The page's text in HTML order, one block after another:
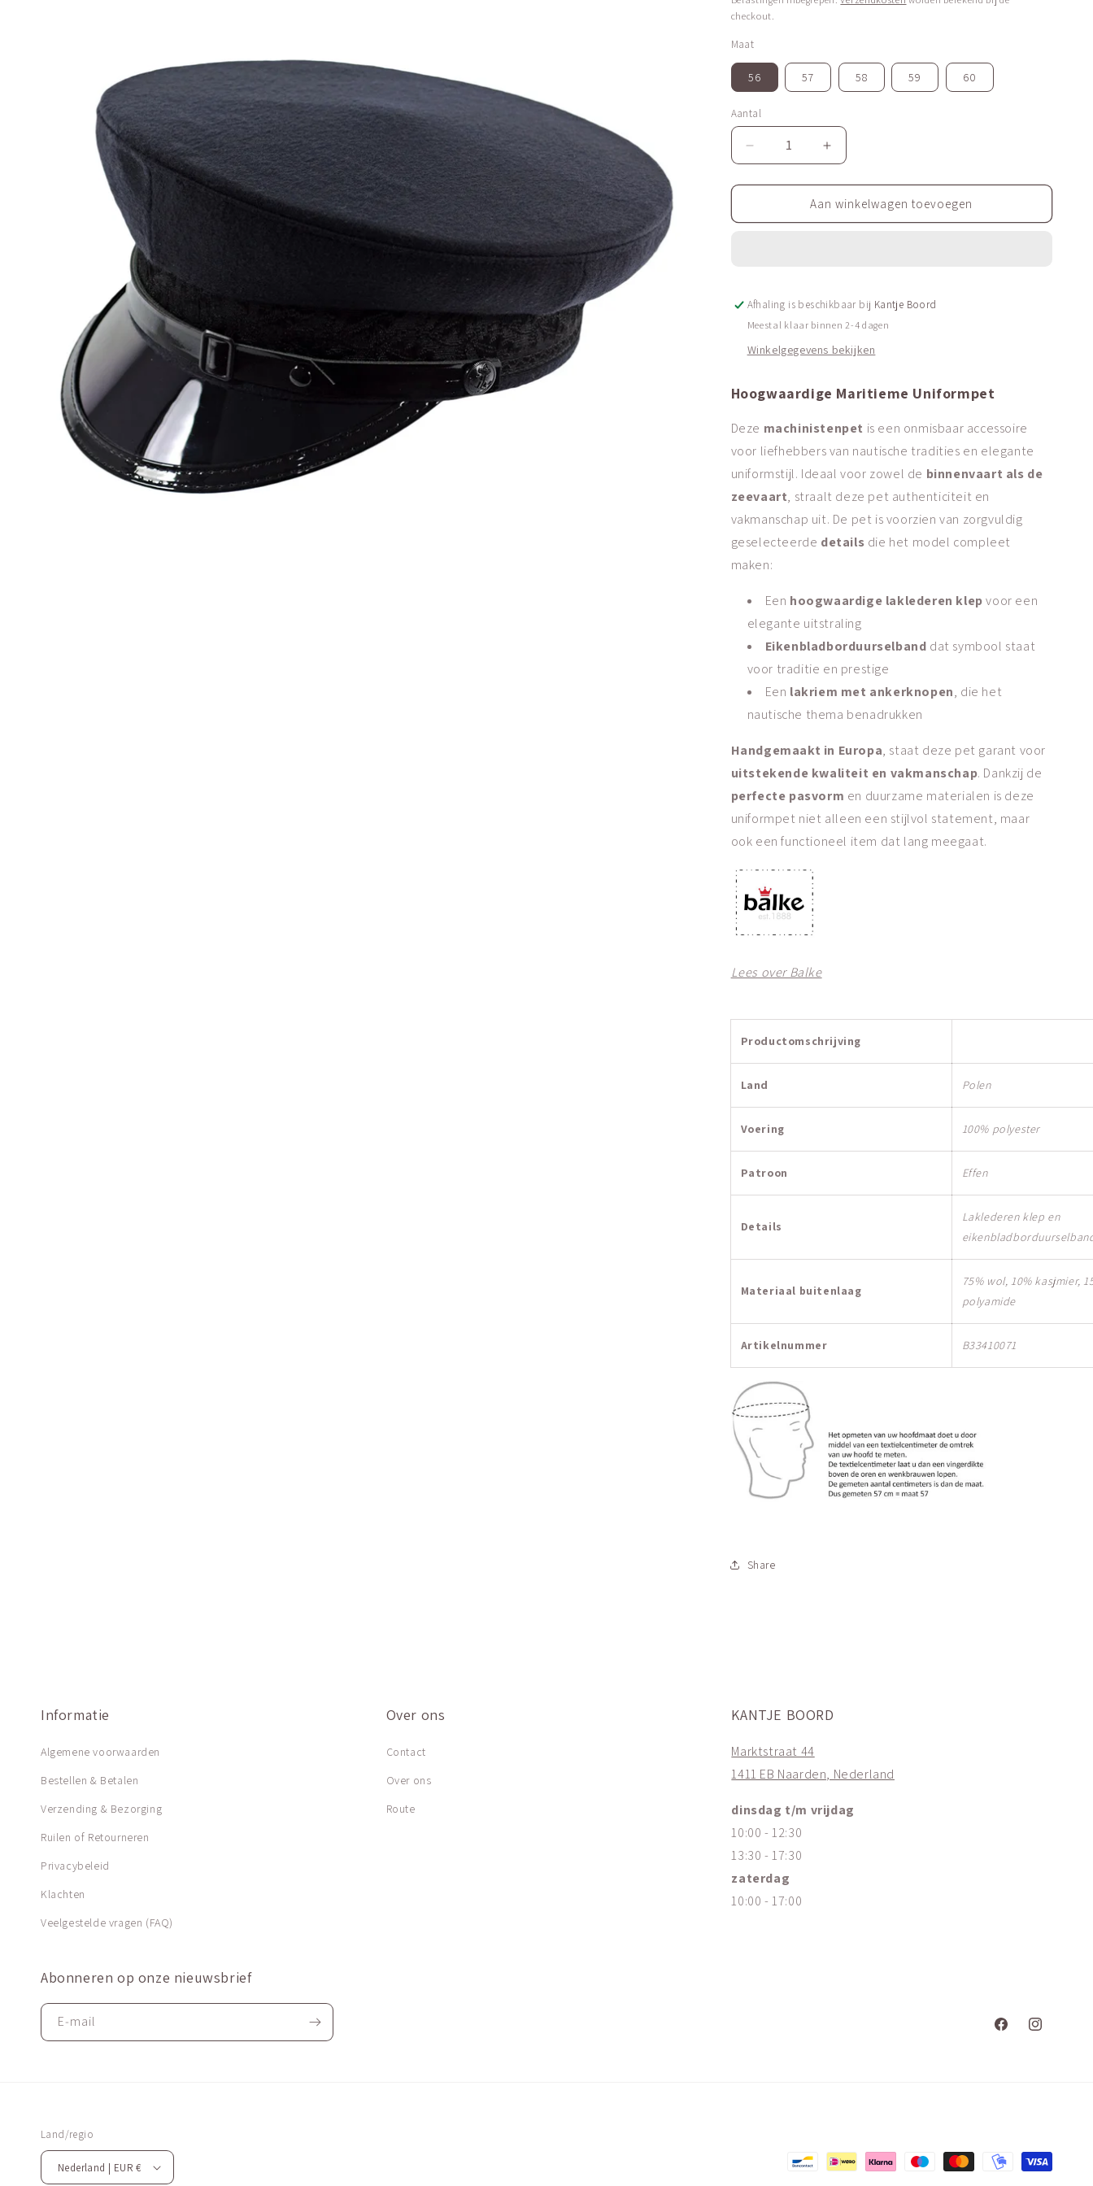
checkout.
Maat
56 57 58 59 60
Aantal
Aantal
Aantal
verlagen
voor
Machinistenpet
|
Aantal
verhogen
voor
Machinistenpet
|
Aan winkelwagen toevoegen
Afhaling is beschikbaar bij Kantje Boord
Meestal klaar binnen 2-4 dagen
Winkelgegevens bekijken
Hoogwaardige Maritieme Uniformpet
Deze machinistenpet is een onmisbaar accessoire
voor liefhebbers van nautische tradities en elegante
uniformstijl. Ideaal voor zowel de binnenvaart als de
zeevaart, straalt deze pet authenticiteit en
vakmanschap uit. De pet is voorzien van zorgvuldig
geselecteerde details die het model compleet
maken:
Een hoogwaardige laklederen klepvoor een
elegante uitstraling
Eikenbladborduurselband dat symbool staat
voor traditie en prestige
Een lakriem met ankerknopen, die het
nautische thema benadrukken
Handgemaakt in Europa, staat deze pet garant voor
uitstekende kwaliteit en vakmanschap. Dankzij de
perfecte pasvorm en duurzame materialen is deze
uniformpet niet alleen een stijlvol statement, maar
ook een functioneel item dat lang meegaat.
Lees over Balke
Productomschrijving
Land Polen
Voering 100% polyester
Patroon Effen
Details
Laklederen klep en
Materiaal buitenlaag
75% wol, 10% kasjmier,
polyamide
Artikelnummer B33410071
Share
Informatie
Algemene voorwaarden
Bestellen & Betalen
Verzending & Bezorging
Ruilen of Retourneren
Privacybeleid
Klachten
Veelgestelde vragen (FAQ)
Over ons
Contact
Over ons
Route
KANTJE BOORD
Marktstraat 44
1411 EB Naarden, Nederland
dinsdag t/m vrijdag
10:00 - 12:30
13:30 - 17:30
zaterdag
10:00 - 17:00
Abonneren op onze nieuwsbrief
E‑mail
FacebookInstagram
Land/regio
Nederland | EUR € Betaalmethoden